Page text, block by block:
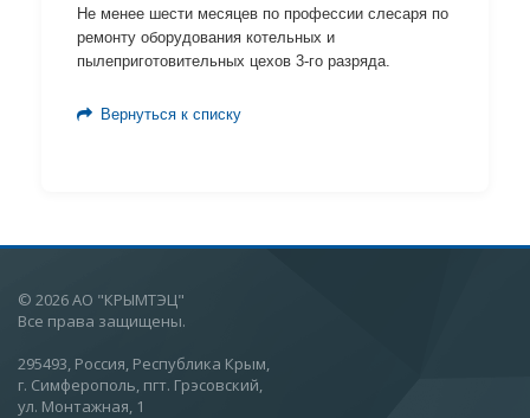
Не менее шести месяцев по профессии слесаря по
ремонту оборудования котельных и
пылеприготовительных цехов 3-го разряда.
Вернуться к списку
© 2026 АО "КРЫМТЭЦ"
Все права защищены.
295493, Россия, Республика Крым,
г. Симферополь, пгт. Грэсовский,
ул. Монтажная, 1